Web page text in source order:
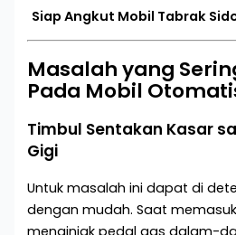
Siap Angkut Mobil Tabrak
Masalah yang
Pada Mobil
Timbul Sentakan Kasar
Gigi
Untuk masalah ini dapat di
dengan mudah. Saat
menginjak pedal gas dalam-